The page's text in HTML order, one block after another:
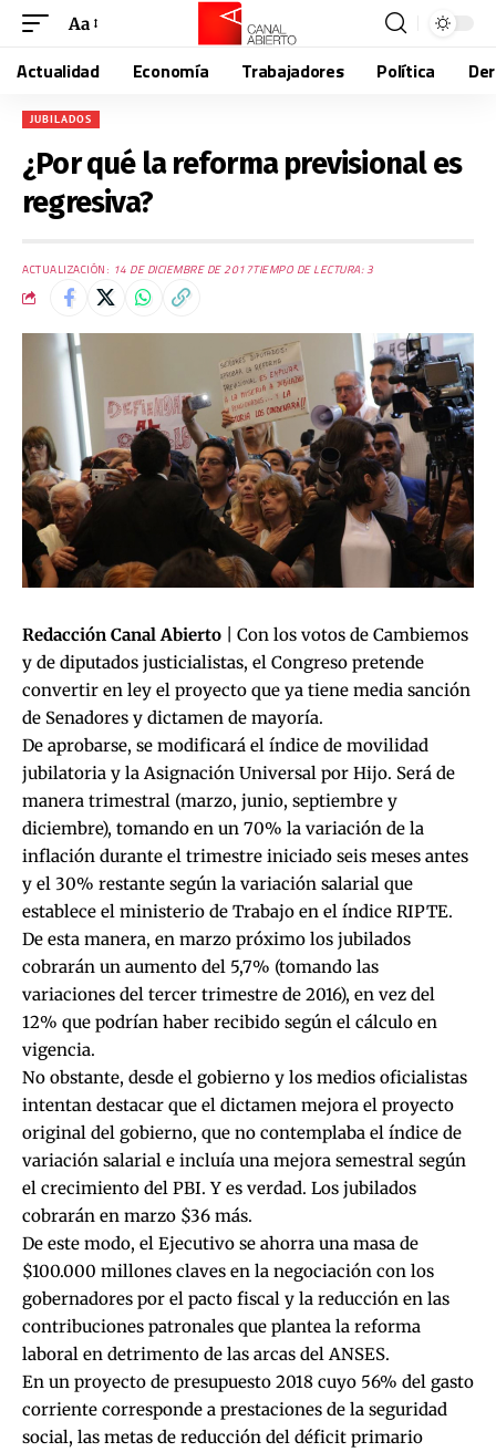
Aa
Actualidad Economía Trabajadores Política
JUBILADOS
¿Por qué la reforma previsional es
regresiva?
ACTUALIZACIÓN: 14 DE DICIEMBRE DE 2017TIEMPO DE LECTURA: 3
Redacción Canal Abierto | Con los votos de Cambiemos
y de diputados justicialistas, el Congreso pretende
convertir en ley el proyecto que ya tiene media sanción
de Senadores y dictamen de mayoría.
De aprobarse, se modificará el índice de movilidad
jubilatoria y la Asignación Universal por Hijo. Será de
manera trimestral (marzo, junio, septiembre y
diciembre), tomando en un 70% la variación de la
inflación durante el trimestre iniciado seis meses antes
y el 30% restante según la variación salarial que
establece el ministerio de Trabajo en el índice RIPTE.
De esta manera, en marzo próximo los jubilados
cobrarán un aumento del 5,7% (tomando las
variaciones del tercer trimestre de 2016), en vez del
12% que podrían haber recibido según el cálculo en
vigencia.
No obstante, desde el gobierno y los medios oficialistas
intentan destacar que el dictamen mejora el proyecto
original del gobierno, que no contemplaba el índice de
variación salarial e incluía una mejora semestral según
el crecimiento del PBI. Y es verdad. Los jubilados
cobrarán en marzo $36 más.
De este modo, el Ejecutivo se ahorra una masa de
$100.000 millones claves en la negociación con los
gobernadores por el pacto fiscal y la reducción en las
contribuciones patronales que plantea la reforma
laboral en detrimento de las arcas del ANSES.
En un proyecto de presupuesto 2018 cuyo 56% del gasto
corriente corresponde a prestaciones de la seguridad
social, las metas de reducción del déficit primario